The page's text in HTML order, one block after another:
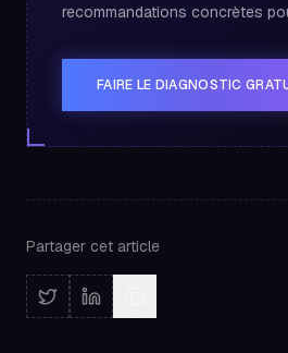
recommandations concrètes
FAIRE LE DIAGNOSTIC
Partager cet article